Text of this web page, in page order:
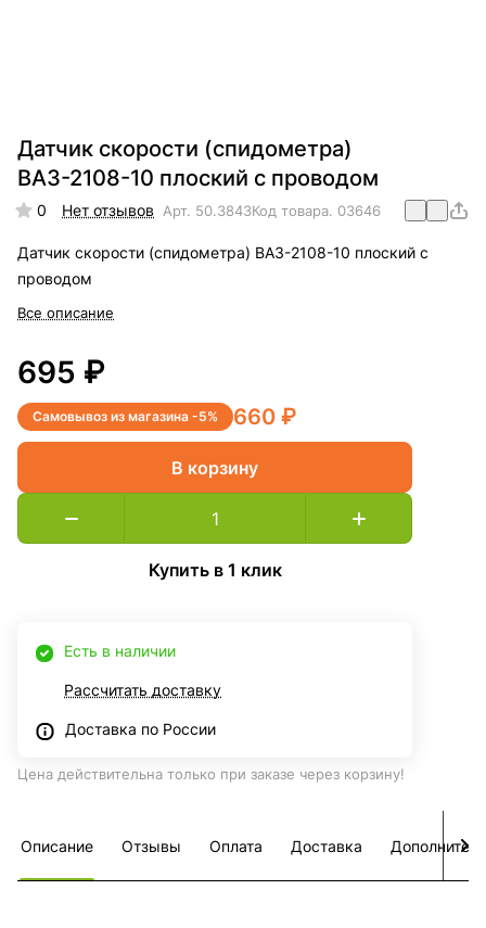
Датчик скорости (спидометра)
ВАЗ-2108-10 плоский с проводом
0 Нет отзывов Арт. 50.3843Код товара. 03646
Датчик скорости (спидометра) ВАЗ-2108-10 плоский с
проводом
Все описание
695 ₽
Самовывоз из магазина -5% 660 ₽
В корзину
Купить в 1 клик
Есть в наличии
Рассчитать доставку
Доставка по России
Цена действительна только при заказе через корзину!
Описание Отзывы Оплата Доставка